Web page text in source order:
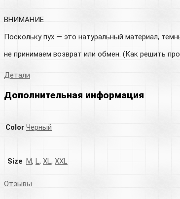
ВНИМАНИЕ
Поскольку пух — это натуральный материал,
не принимаем возврат или обмен. (Как решить
Детали
Дополнительная информация
Color Черный
Size M, L, XL, XXL
Отзывы